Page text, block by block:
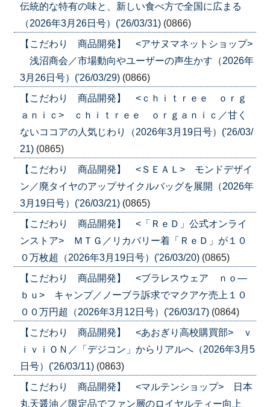
伝統的な特有の味と、新しい食べ方で全国に広まる
（2026年3月26日号）('26/03/31) (0866)
【こだわり 商品開発】 <アサヌマネットショップ>
浅沼商会／市場動向やユーザーの声生かす（2026年
3月26日号）('26/03/29) (0866)
【こだわり 商品開発】 <ｃｈｉｔｒｅｅ ｏｒｇ
ａｎｉｃ> ｃｈｉｔｒｅｅ ｏｒｇａｎｉｃ／甘く
ないココアの人気じわり（2026年3月19日号）('26/03/
21) (0865)
【こだわり 商品開発】 <ＳＥＡＬ> モンドデザイ
ン／廃タイヤのアップサイクルバッグを展開（2026年
3月19日号）('26/03/21) (0865)
【こだわり 商品開発】 <「ＲｅＤ」公式オンライ
ンストア> ＭＴＧ／リカバリー着「ＲｅＤ」が１０
０万枚超（2026年3月19日号）('26/03/20) (0865)
【こだわり 商品開発】 <ブラレスウェア ｎｏ―
ｂｕ> キャンプ／ノーブラ訴求でマクアケ売上１０
００万円超（2026年3月12日号）('26/03/17) (0864)
【こだわり 商品開発】 <あおぎり高校購買部> ｖ
ｉｖｉＯＮ／「デジコン」からリアルへ（2026年3月5
日号）('26/03/11) (0863)
【こだわり 商品開発】 <マルテンショップ> 日本
丸天醤油／限定品でファン層のロイヤルティー向上